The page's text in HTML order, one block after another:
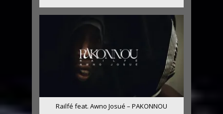
Railfé feat. Awno Josué – PAKONNOU